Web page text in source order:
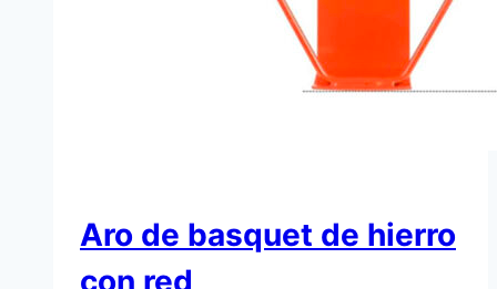
Aro de basquet de hierro
con red